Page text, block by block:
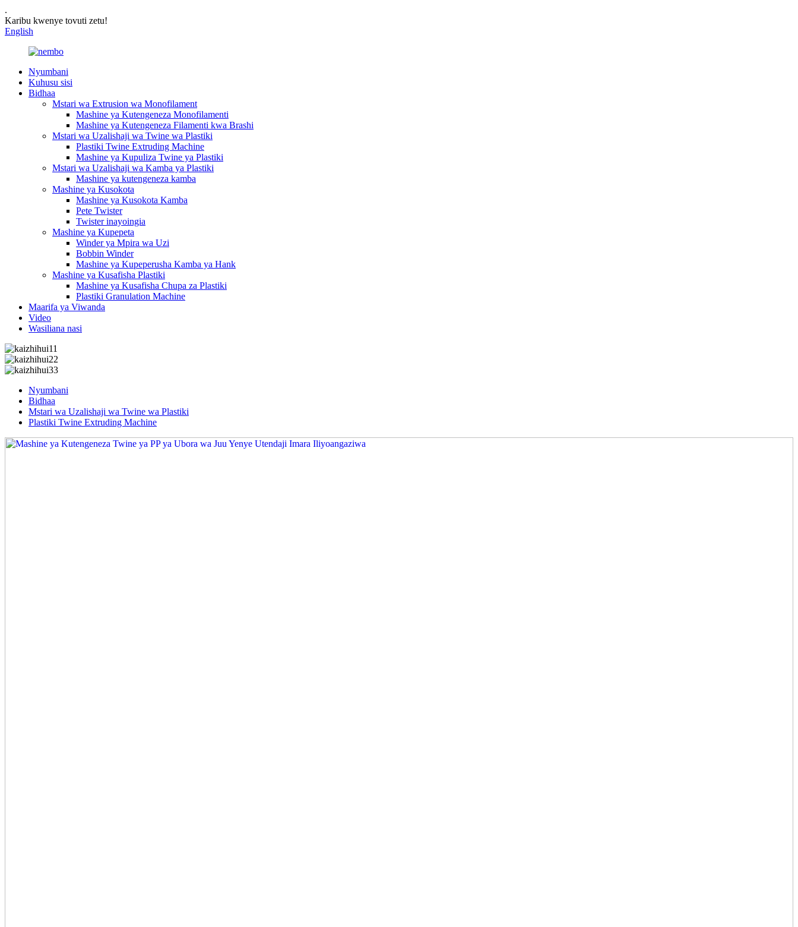
.
Karibu kwenye tovuti zetu!
English
Nyumbani
Kuhusu sisi
Bidhaa
Mstari wa Extrusion wa Monofilament
Mashine ya Kutengeneza Monofilamenti
Mashine ya Kutengeneza Filamenti kwa Brashi
Mstari wa Uzalishaji wa Twine wa Plastiki
Plastiki Twine Extruding Machine
Mashine ya Kupuliza Twine ya Plastiki
Mstari wa Uzalishaji wa Kamba ya Plastiki
Mashine ya kutengeneza kamba
Mashine ya Kusokota
Mashine ya Kusokota Kamba
Pete Twister
Twister inayoingia
Mashine ya Kupepeta
Winder ya Mpira wa Uzi
Bobbin Winder
Mashine ya Kupeperusha Kamba ya Hank
Mashine ya Kusafisha Plastiki
Mashine ya Kusafisha Chupa za Plastiki
Plastiki Granulation Machine
Maarifa ya Viwanda
Video
Wasiliana nasi
Nyumbani
Bidhaa
Mstari wa Uzalishaji wa Twine wa Plastiki
Plastiki Twine Extruding Machine